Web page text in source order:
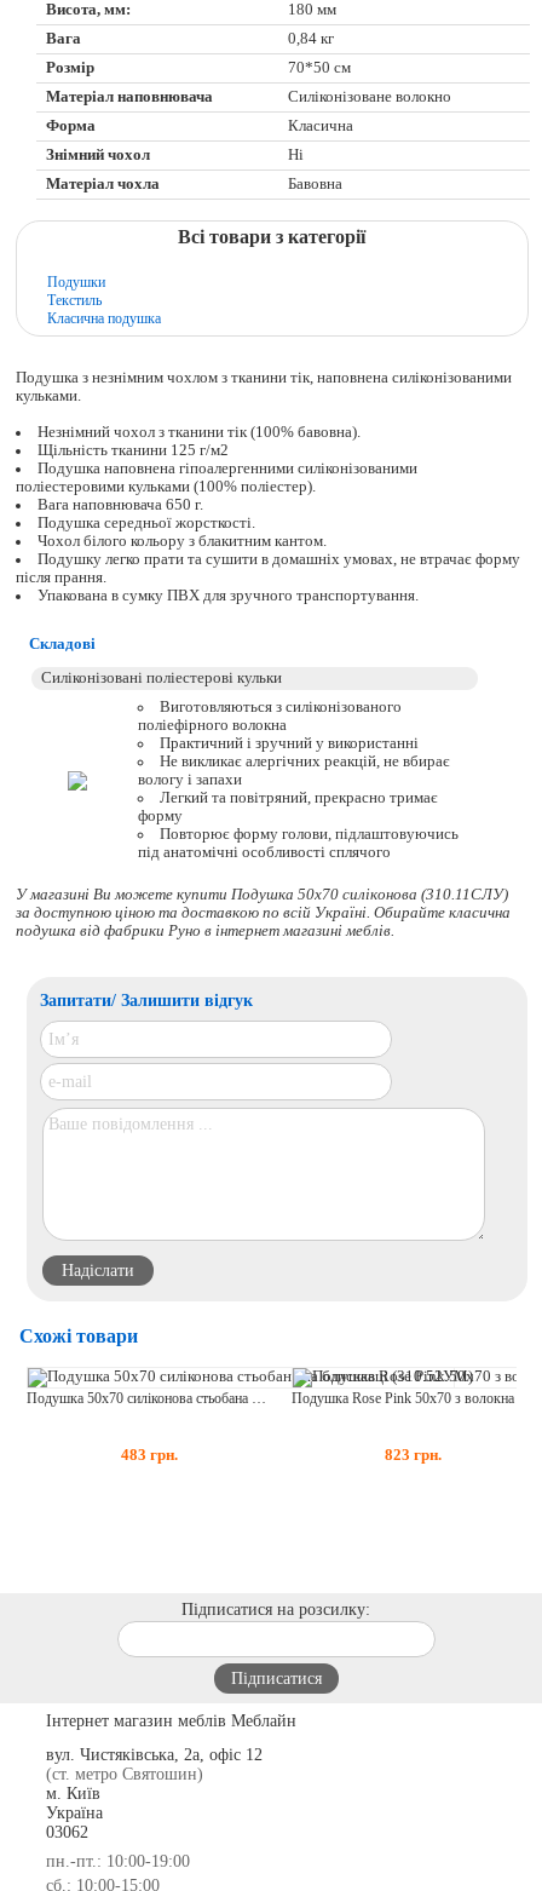
Висота, мм:
180 мм
Вага
0,84 кг
Розмір
70*50 см
Матеріал наповнювача
Силіконізоване волокно
Форма
Класична
Знімний чохол
Ні
Матеріал чохла
Бавовна
Всі товари з категорії
Подушки
Текстиль
Класична подушка
Подушка з незнімним чохлом з тканини тік, наповнена силіконізованими
кульками.
Незнімний чохол з тканини тік (100% бавовна).
Щільність тканини 125 г/м2
Подушка наповнена гіпоалергенними силіконізованими
поліестеровими кульками (100% поліестер).
Вага наповнювача 650 г.
Подушка середньої жорсткості.
Чохол білого кольору з блакитним кантом.
Подушку легко прати та сушити в домашніх умовах, не втрачає форму
після прання.
Упакована в сумку ПВХ для зручного транспортування.
Складові
Виготовляються з силіконізованого
поліефірного волокна
Практичний і зручний у використанні
Не викликає алергічних реакцій, не вбирає
вологу і запахи
Легкий та повітряний, прекрасно тримає
форму
Повторює форму голови, підлаштовуючись
під анатомічні особливості сплячого
У магазині Ви можете купити Подушка 50х70 силіконова (310.11СЛУ)
за доступною ціною та доставкою по всій Україні. Обирайте класична
подушкавід фабрики Руно в інтернет магазині меблів.
Запитати/ Залишити відгук
Схожі товари
Подушка 50х70 силіконова стьобана на блискавці (310.52УМ)
483 грн. 823 грн.
Підписатися на розсилку:
Інтернет магазин меблів Меблайн
вул. Чистяківська, 2а, офіс 12
(ст. метро Святошин)
м. Київ
Україна
03062
пн.-пт.: 10:00-19:00
сб.: 10:00-15:00